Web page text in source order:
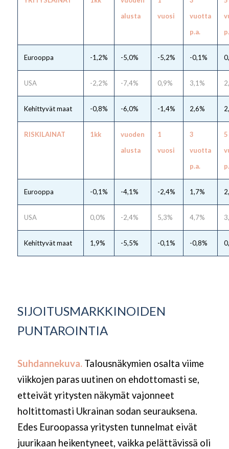
alusta
vuosi
vuotta
p.a.
Eurooppa -1,2% -5,0% -5,2% -0,1%
USA -2,2% -7,4% 0,9% 3,1%
Kehittyvät maat -0,8% -6,0% -1,4% 2,6%
RISKILAINAT 1kk
vuoden
alusta
1
vuosi
3
vuotta
p.a.
5
Eurooppa -0,1% -4,1% -2,4% 1,7%
USA 0,0% -2,4% 5,3% 4,7%
Kehittyvät maat 1,9% -5,5% -0,1% -0,8%
SIJOITUSMARKKINOIDEN
PUNTAROINTIA
Suhdannekuva.Talousnäkymien osalta viime
viikkojen paras uutinen on ehdottomasti se,
etteivät yritysten näkymät vajonneet
holtittomasti Ukrainan sodan seurauksena.
Edes Euroopassa yritysten tunnelmat eivät
juurikaan heikentyneet, vaikka pelättävissä oli